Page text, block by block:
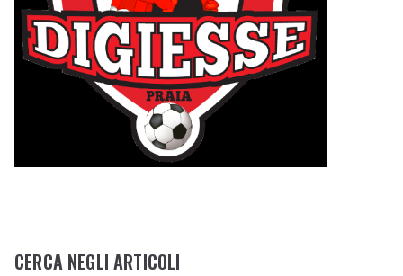
CERCA NEGLI ARTICOLI